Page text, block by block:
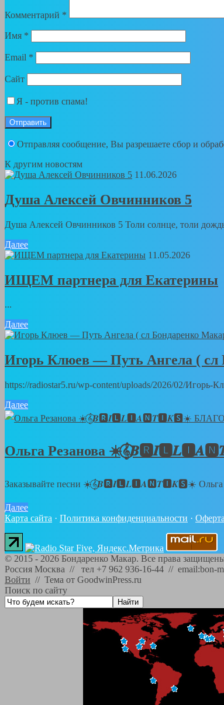
Комментарий *
Имя *
Email *
Сайт
Я - против спама!
Отправляя сообщение, Вы разрешаете сбор и
К другим новостям
11.06.2026
Душа Алексей Овчинников 5
Душа Алексей Овчинников 5 Толи солнце, толи
Далее
11.05.2026
ИЩЕМ партнера для Екатерины
...
Далее
Игорь Клюев — Путь Ангела ( сл
https://radiostar5.ru/wp-content/uploads/2026/02/
Далее
Ольга Резанова
Заказывайте песни ☀️𝄞⃝𝑩🆁𝑰🅻𝑳🅸𝑨🅽𝑻🅸𝑲🆂☀️ Ольга
Далее
Карта сайта · Политика конфиденциальности · Оферта
© 2015 - 2026 Бондаренко Макар. Все права
Россия Москва // тел +7 962 936-16-44 // email:bon-
Войти // Тема от GoodwinPress.ru
Поиск по сайту